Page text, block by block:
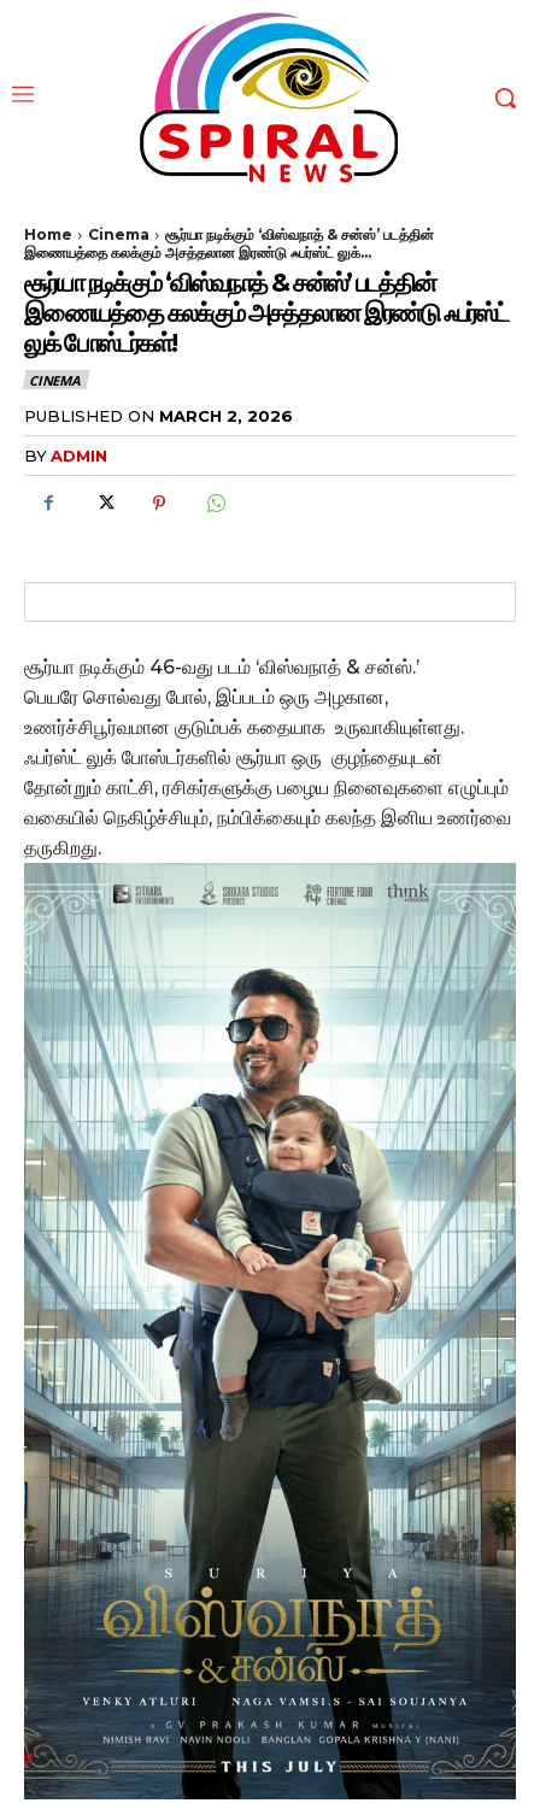
Home Cinema
சூர்யா நடிக்கும் ‘விஸ்வநாத் & சன்ஸ்’ படத்தின்
இணையத்தை கலக்கும் அசத்தலான இரண்டு ஃபர்ஸ்ட் லுக்...
சூர்யா நடிக்கும் ‘விஸ்வநாத் & சன்ஸ்’ படத்தின்
இணையத்தை கலக்கும் அசத்தலான இரண்டு ஃபர்ஸ்ட்
லுக் போஸ்டர்கள்!
CINEMA
PUBLISHED ON MARCH 2, 2026
BYADMIN
சூர்யா நடிக்கும் 46-வது படம் ‘விஸ்வநாத் & சன்ஸ்.’
பெயரே சொல்வது போல், இப்படம் ஒரு அழகான,
உணர்ச்சிபூர்வமான குடும்பக் கதையாக உருவாகியுள்ளது.
ஃபர்ஸ்ட் லுக் போஸ்டர்களில் சூர்யா ஒரு குழந்தையுடன்
தோன்றும் காட்சி, ரசிகர்களுக்கு பழைய நினைவுகளை எழுப்பும்
வகையில் நெகிழ்ச்சியும், நம்பிக்கையும் கலந்த இனிய உணர்வை
தருகிறது.